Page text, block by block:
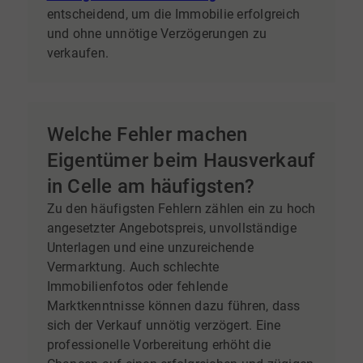
entscheidend, um die Immobilie erfolgreich
und ohne unnötige Verzögerungen zu
verkaufen.
Welche Fehler machen
Eigentümer beim Hausverkauf
in Celle am häufigsten?
Zu den häufigsten Fehlern zählen ein zu hoch
angesetzter Angebotspreis, unvollständige
Unterlagen und eine unzureichende
Vermarktung. Auch schlechte
Immobilienfotos oder fehlende
Marktkenntnisse können dazu führen, dass
sich der Verkauf unnötig verzögert. Eine
professionelle Vorbereitung erhöht die